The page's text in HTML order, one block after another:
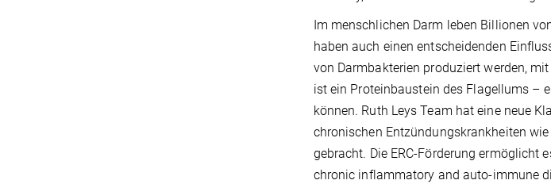
Im menschlichen Darm leben Billionen
haben auch einen entscheidenden
von Darmbakterien produziert werden,
ist ein Proteinbaustein des Flagellums –
können. Ruth Leys Team hat eine neue
chronischen Entzündungskrankheiten
gebracht. Die ERC-Förderung ermöglicht
chronic inflammatory and auto-immune